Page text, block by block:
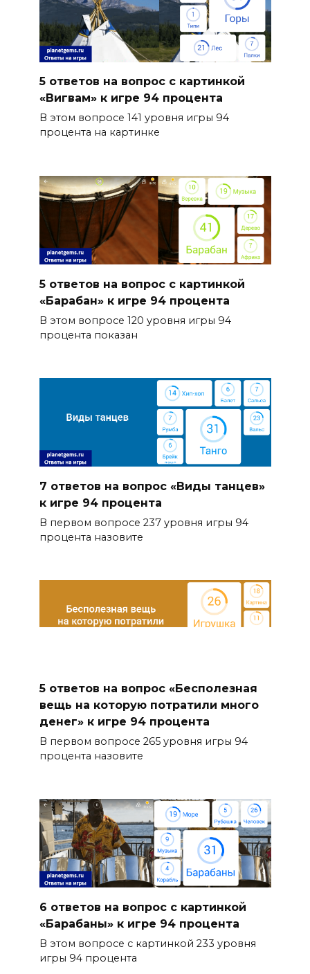
5 ответов на вопрос с картинкой
«Вигвам» к игре 94 процента
В этом вопросе 141 уровня игры 94
процента на картинке
5 ответов на вопрос с картинкой
«Барабан» к игре 94 процента
В этом вопросе 120 уровня игры 94
процента показан
7 ответов на вопрос «Виды танцев»
к игре 94 процента
В первом вопросе 237 уровня игры 94
процента назовите
5 ответов на вопрос «Бесполезная
вещь на которую потратили много
денег» к игре 94 процента
В первом вопросе 265 уровня игры 94
процента назовите
6 ответов на вопрос с картинкой
«Барабаны» к игре 94 процента
В этом вопросе с картинкой 233 уровня
игры 94 процента